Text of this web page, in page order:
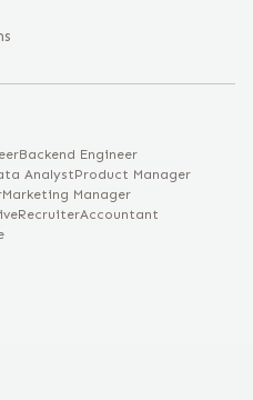
Backend Engineer
AnalystProduct Manager
Marketing Manager
RecruiterAccountant